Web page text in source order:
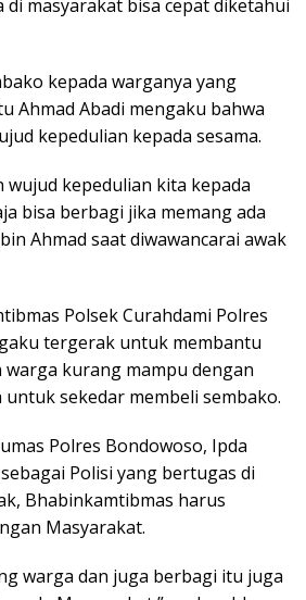
di masyarakat bisa cepat diketahui
kepada warganya yang
Ahmad Abadi mengaku bahwa
kepedulian kepada sesama.
wujud kepedulian kita kepada
bisa berbagi jika memang ada
Ahmad saat diwawancarai awak
Polsek Curahdami Polres
tergerak untuk membantu
kurang mampu dengan
sekedar membeli sembako.
Polres Bondowoso, Ipda
Polisi yang bertugas di
Bhabinkamtibmas harus
Masyarakat.
warga dan juga berbagi itu juga